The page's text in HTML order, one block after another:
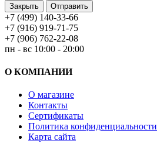
Закрыть Отправить
+7 (499) 140-33-66
+7 (916) 919-71-75
+7 (906) 762-22-08
пн - вс 10:00 - 20:00
О КОМПАНИИ
О магазине
Контакты
Сертификаты
Политика конфиденциальности
Карта сайта